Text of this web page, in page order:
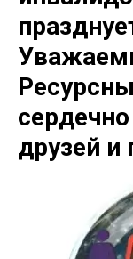
друзей и